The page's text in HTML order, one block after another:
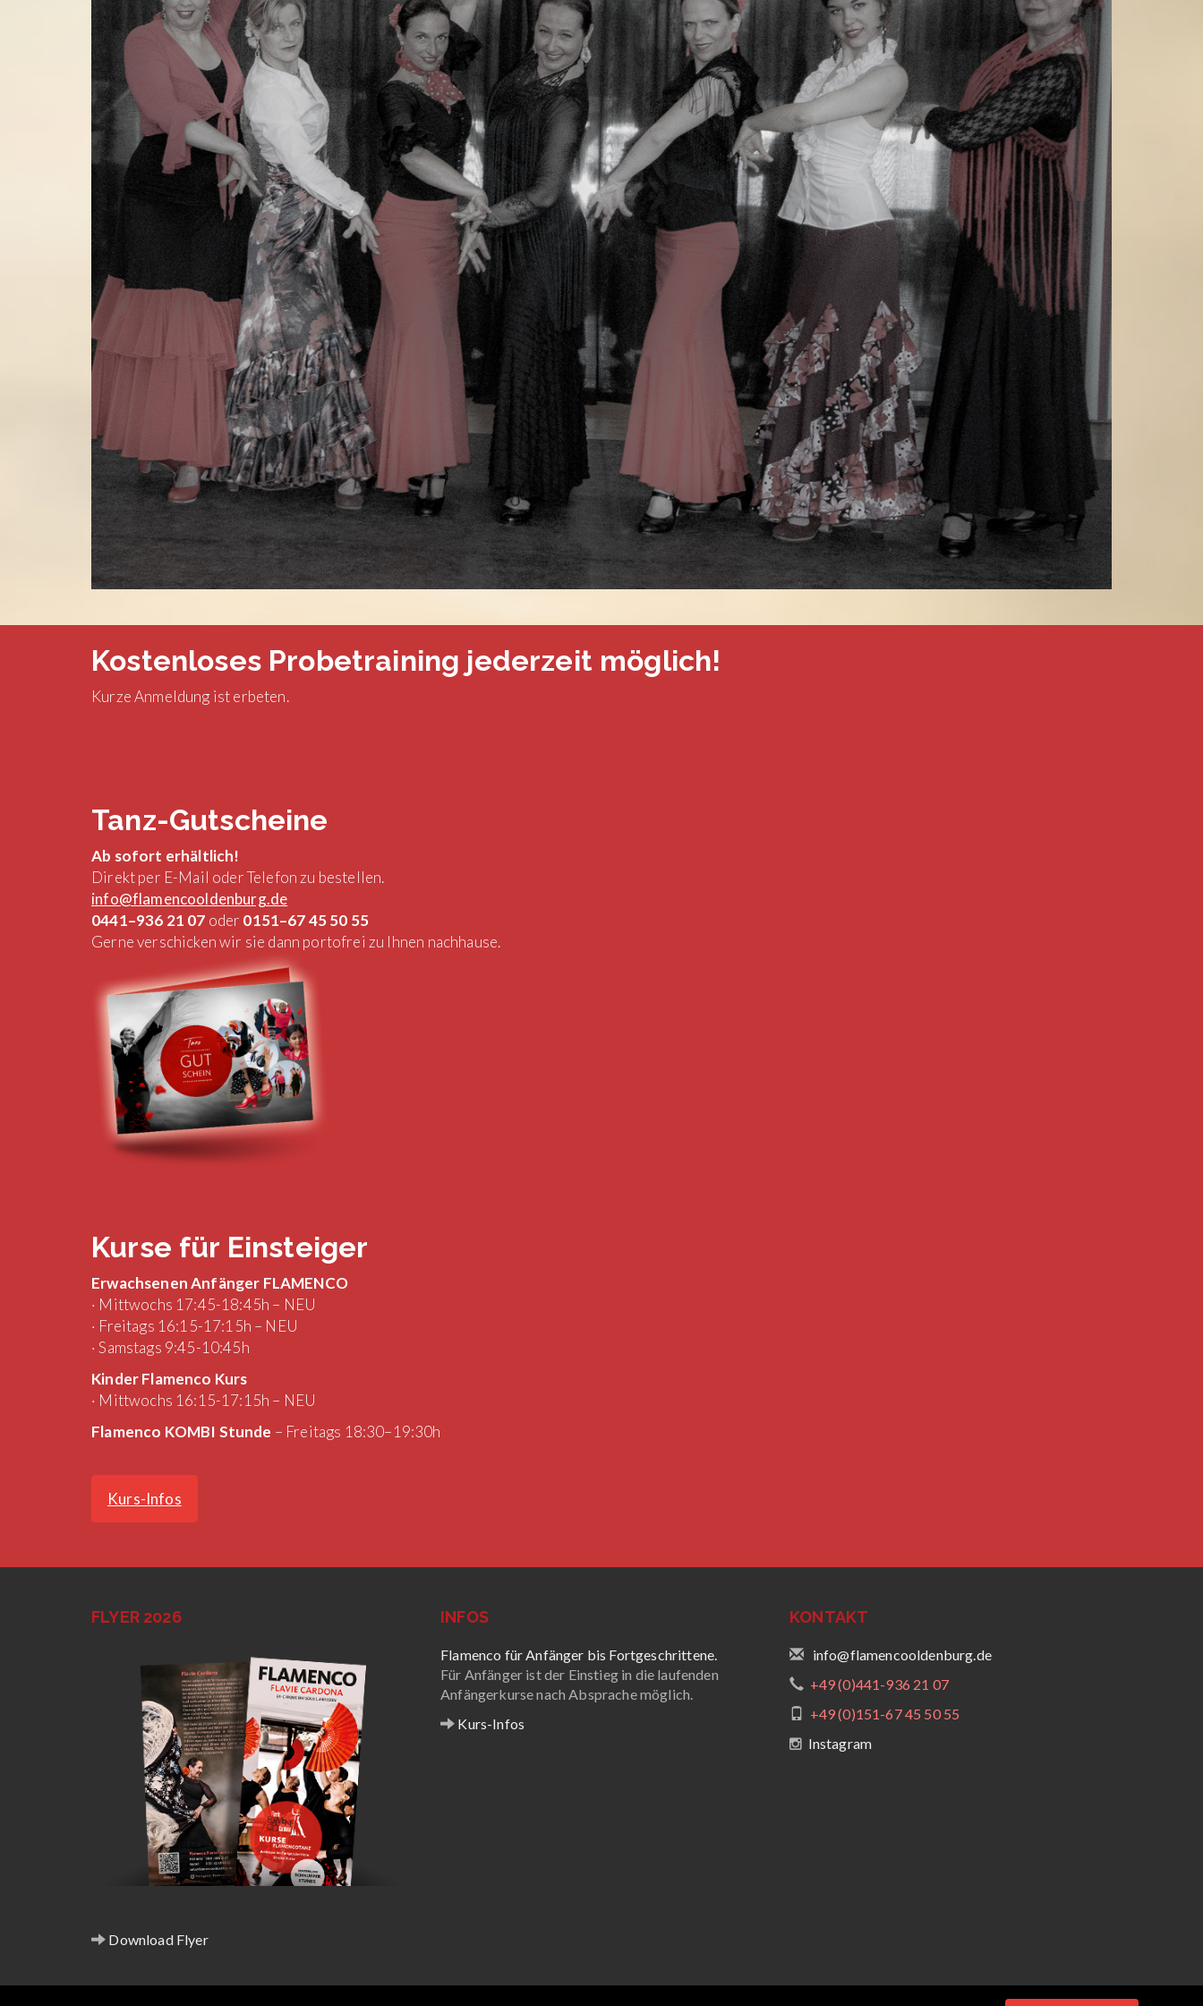
Kostenloses Probetraining jederzeit möglich!
Kurze Anmeldung ist erbeten.
Tanz-Gutscheine
Ab sofort erhältlich!
Direkt per E-Mail oder Telefon zu bestellen.
info@flamencooldenburg.de
0441–936 21 07 oder 0151–67 45 50 55
Gerne verschicken wir sie dann portofrei zu Ihnen nachhause.
Kurse für Einsteiger
Erwachsenen Anfänger FLAMENCO
· Mittwochs 17:45-18:45h – NEU
· Freitags 16:15-17:15h – NEU
· Samstags 9:45-10:45h
Kinder Flamenco Kurs
· Mittwochs 16:15-17:15h – NEU
Flamenco KOMBI Stunde – Freitags 18:30–19:30h
Kurs-Infos
FLYER 2026
Download Flyer
INFOS
Flamenco für Anfänger bis Fortgeschrittene.
Für Anfänger ist der Einstieg in die laufenden
Anfängerkurse nach Absprache möglich.
Kurs-Infos
KONTAKT
info@flamencooldenburg.de
+49 (0)441-936 21 07
+49 (0)151-67 45 50 55
Instagram